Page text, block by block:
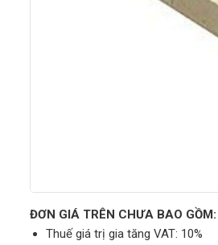
ĐƠN GIÁ TRÊN CHƯA BAO GỒM:
Thuế giá trị gia tăng VAT: 10%